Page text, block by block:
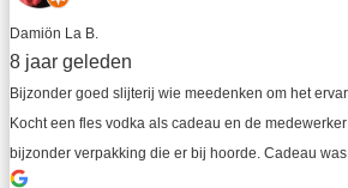
Damiön La B.
8 jaar geleden
Bijzonder goed slijterij wie meedenken om het
Kocht een fles vodka als cadeau en de
bijzonder verpakking die er bij hoorde. Cadeau